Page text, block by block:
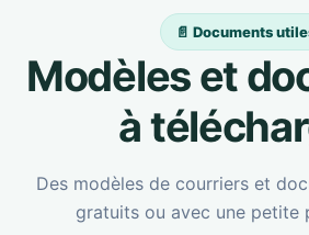
📄 Documents
Modèles et
à
Des modèles de courriers et
gratuits ou avec une petite